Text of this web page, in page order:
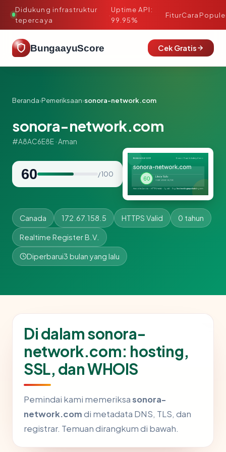
Didukung infrastruktur
tepercaya
·
Uptime API:
99.95%
FiturCara
BungaayuScore Cek Gratis
Beranda›Pemeriksaan›sonora-network.com
sonora-network.com
#A8AC6E8E · Aman
60 / 100
Canada 172.67.158.5 HTTPS Valid 0 tahun
Realtime Register B.V.
Diperbarui3 bulan yang lalu
Di dalam sonora-
network.com: hosting,
SSL, dan WHOIS
Pemindai kami memeriksasonora-
network.comdi metadata DNS, TLS, dan
registrar. Temuan dirangkum di bawah.